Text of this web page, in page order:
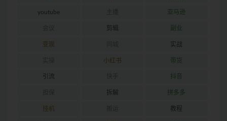
youtube 亚马逊
剪辑 副业
变现 实战
小红书 带货
引流 抖音
拆解 拼多多
挂机 教程